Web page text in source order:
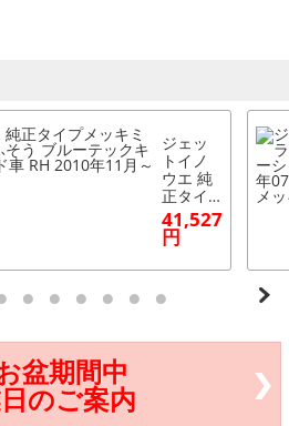
ジェッ
トイノ
ウエ 純
正タイ
プメッ
キミラ
ーステ
ー 三菱
ブルー
キャン
41,527
円
盆期間中
のご案内